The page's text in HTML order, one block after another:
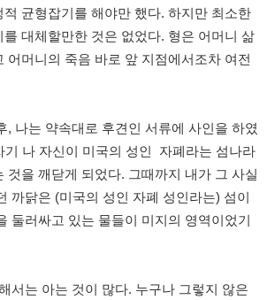
균형잡기를 해야만 했다. 하지만 최소한
대체할만한 것은 없었다. 형은 어머니 삶
어머니의 죽음 바로 앞 지점에서조차 여전
, 나는 약속대로 후견인 서류에 사인을 하였
기 나 자신이 미국의 성인 자폐라는 섬나라
것을 깨닫게 되었다. 그때까지 내가 그 사실
까닭은 (미국의 성인 자폐 성인라는) 섬이
둘러싸고 있는 물들이 미지의 영역이었기
서는 아는 것이 많다. 누구나 그렇지 않은